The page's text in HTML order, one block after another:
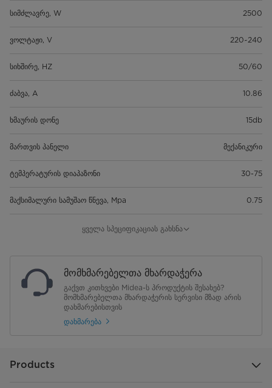
სიმძლავრე, W 2500
ვოლტაჟი, V 220~240
სიხშირე, HZ 50/60
ძაბვა, A 10.86
ხმაურის დონე 15db
მართვის პანელი მექანიკური
ტემპერატურის დიაპაზონი 30-75
მაქსიმალური სამუშაო წნევა, Mpa 0.75
გათბობის ინდიკატორი
სიმძლავრის ინდიკატორი
შემრევი სარქველი არა
ყველა სპეციფიკაციას გახსნა
მომხმარებელთა მხარდაჭერა
გაქვთ კითხვები Midea-ს პროდუქტის შესახებ?
მომხმარებელთა მხარდაჭერის სერვისი მზად არის
დახმარებისთვის
დახმარება
Products